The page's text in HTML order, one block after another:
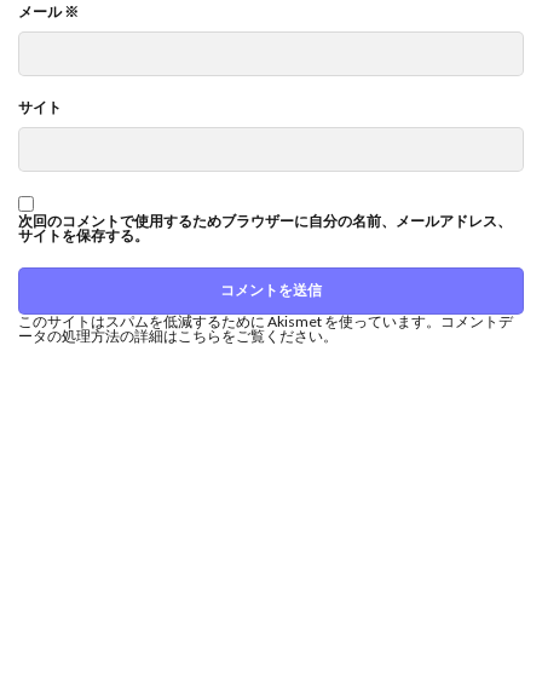
メール※
サイト
次回のコメントで使用するためブラウザーに自分の名前、メールアドレス、
サイトを保存する。
このサイトはスパムを低減するために Akismet を使っています。コメントデ
ータの処理方法の詳細はこちらをご覧ください。